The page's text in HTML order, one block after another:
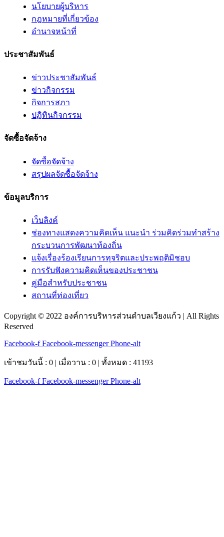
นโยบายผู้บริหาร
กฎหมายที่เกี่ยวข้อง
อํานาจหน้าที่
ประชาสัมพันธ์
ข่าวประชาสัมพันธ์
ข่าวกิจกรรม
กิจการสภา
ปฏิทินกิจกรรม
จัดซื้อจัดจ้าง
จัดซื้อจัดจ้าง
สรุปผลจัดซื้อจัดจ้าง
ข้อมูลบริการ
เว็บลิงค์
ช่องทางแสดงความคิดเห็น แนะนำ ร่วมคิดร่วมทำสร้าง
กระบวนการพัฒนาท้องถิ่น
แจ้งเรื่องร้องเรียนการทุจริตและประพฤติมิชอบ
การรับฟังความคิดเห็นของประชาชน
คู่มือสำหรับประชาชน
สถานที่ท่องเที่ยว
Copyright © 2022 องค์การบริหารส่วนตำบลเวียงแก้ว | All Rights
Reserved
Facebook-f Facebook-messenger Phone-alt
เข้าชมวันนี้ : 0 | เมื่อวาน : 0 | ทั้งหมด : 41193
Facebook-f Facebook-messenger Phone-alt